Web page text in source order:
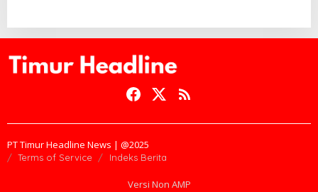
PT Timur Headline News | @2025
Terms of Service Indeks Berita
Versi Non AMP